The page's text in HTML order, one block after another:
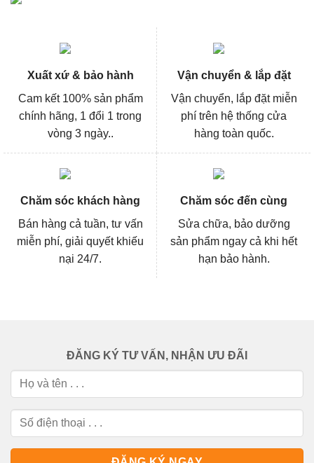
Xuất xứ & bảo hành
Cam kết 100% sản phẩm
chính hãng, 1 đổi 1 trong
vòng 3 ngày..
Vận chuyển & lắp đặt
Vận chuyển, lắp đặt miễn
phí trên hệ thống cửa
hàng toàn quốc.
Chăm sóc khách hàng
Bán hàng cả tuần, tư vấn
miễn phí, giải quyết khiếu
nại 24/7.
Chăm sóc đến cùng
Sửa chữa, bảo dưỡng
sản phẩm ngay cả khi hết
hạn bảo hành.
ĐĂNG KÝ TƯ VẤN, NHẬN ƯU ĐÃI